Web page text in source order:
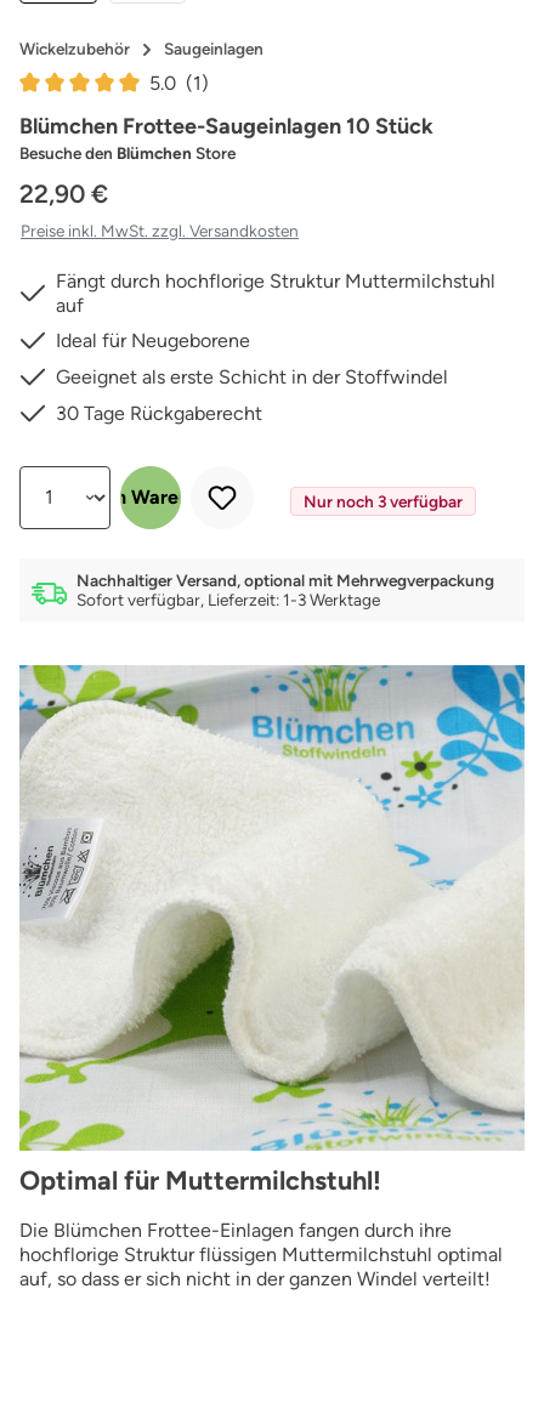
Wickelzubehör Saugeinlagen
5.0 (1)
Blümchen Frottee-Saugeinlagen 10 Stück
Besuche den Blümchen Store
22,90 €
Preise inkl. MwSt. zzgl. Versandkosten
Fängt durch hochflorige Struktur Muttermilchstuhl
auf
Ideal für Neugeborene
Geeignet als erste Schicht in der Stoffwindel
30 Tage Rückgaberecht
Produkt Anzahl: Gib den gewünschten Wert ein oder benutze die
In den Warenkorb Nur noch 3 verfügbar
Nachhaltiger Versand, optional mit Mehrwegverpackung
Sofort verfügbar, Lieferzeit: 1-3 Werktage
Optimal für Muttermilchstuhl!
Die Blümchen Frottee-Einlagen fangen durch ihre
hochflorige Struktur flüssigen Muttermilchstuhl optimal
auf, so dass er sich nicht in der ganzen Windel verteilt!